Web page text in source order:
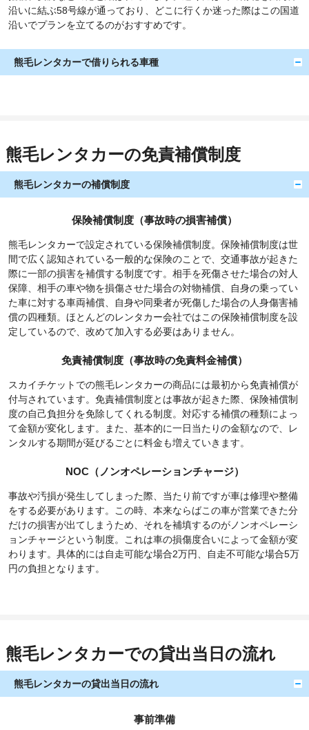
沿いに結ぶ58号線が通っており、どこに行くか迷った際はこの国道
沿いでプランを立てるのがおすすめです。
熊毛レンタカーで借りられる車種
熊毛レンタカーの免責補償制度
熊毛レンタカーの補償制度
保険補償制度（事故時の損害補償）
熊毛レンタカーで設定されている保険補償制度。保険補償制度は世
間で広く認知されている一般的な保険のことで、交通事故が起きた
際に一部の損害を補償する制度です。相手を死傷させた場合の対人
保障、相手の車や物を損傷させた場合の対物補償、自身の乗ってい
た車に対する車両補償、自身や同乗者が死傷した場合の人身傷害補
償の四種類。ほとんどのレンタカー会社ではこの保険補償制度を設
定しているので、改めて加入する必要はありません。
免責補償制度（事故時の免責料金補償）
スカイチケットでの熊毛レンタカーの商品には最初から免責補償が
付与されています。免責補償制度とは事故が起きた際、保険補償制
度の自己負担分を免除してくれる制度。対応する補償の種類によっ
て金額が変化します。また、基本的に一日当たりの金額なので、レ
ンタルする期間が延びるごとに料金も増えていきます。
NOC（ノンオペレーションチャージ）
事故や汚損が発生してしまった際、当たり前ですが車は修理や整備
をする必要があります。この時、本来ならばこの車が営業できた分
だけの損害が出てしまうため、それを補填するのがノンオペレーシ
ョンチャージという制度。これは車の損傷度合いによって金額が変
わります。具体的には自走可能な場合2万円、自走不可能な場合5万
円の負担となります。
熊毛レンタカーでの貸出当日の流れ
熊毛レンタカーの貸出当日の流れ
事前準備